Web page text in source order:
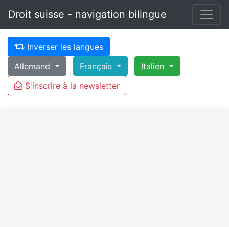
Droit suisse - navigation bilingue
Inverser les langues
Allemand
Français
Italien
S'inscrire à la newsletter